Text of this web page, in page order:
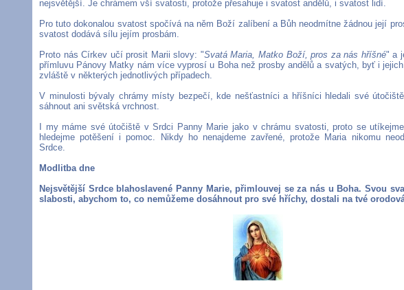
nejsvětější. Je chrámem vší svatosti, protože přesahuje i svatost andělů, i svatost lidí.
Pro tuto dokonalou svatost spočívá na něm Boží zalíbení a Bůh neodmítne žádnou její
svatost dodává sílu jejím prosbám.
Proto nás Církev učí prosit Marii slovy: "Svatá Maria, Matko Boží, pros za nás hříšné" a
přímluvu Pánovy Matky nám více vyprosí u Boha než prosby andělů a svatých, byť i
zvláště v některých jednotlivých případech.
V minulosti bývaly chrámy místy bezpečí, kde nešťastníci a hříšníci hledali své
sáhnout ani světská vrchnost.
I my máme své útočiště v Srdci Panny Marie jako v chrámu svatosti, proto se
hledejme potěšení i pomoc. Nikdy ho nenajdeme zavřené, protože Maria nikomu
Srdce.
Modlitba dne
Nejsvětější Srdce blahoslavené Panny Marie, přimlouvej se za nás u Boha. Svou
slabosti, abychom to, co nemůžeme dosáhnout pro své hříchy, dostali na tvé